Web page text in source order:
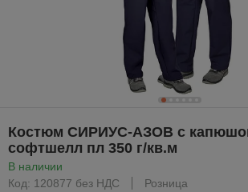
Костюм СИРИУС-АЗОВ с
софтшелл пл 350 г/кв.м
В наличии
Код: 120877 без НДС
Розница